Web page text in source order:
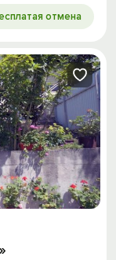
отмена